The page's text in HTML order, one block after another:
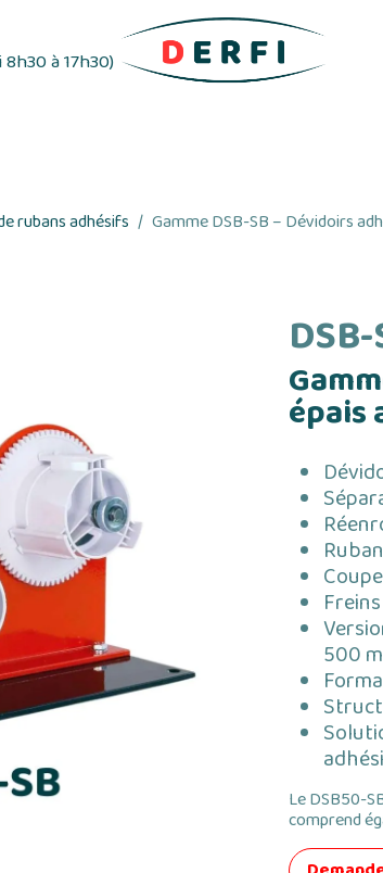
à 17h30)
rubans adhésifs Gamme DSB-SB – Dévidoirs
épais
500
Le DSB50-
comprend